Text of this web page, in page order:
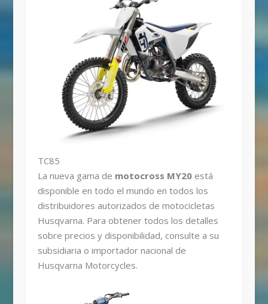
TC85
La nueva gama de motocross MY20 está
disponible en todo el mundo en todos los
distribuidores autorizados de motocicletas
Husqvarna. Para obtener todos los detalles
sobre precios y disponibilidad, consulte a su
subsidiaria o importador nacional de
Husqvarna Motorcycles.